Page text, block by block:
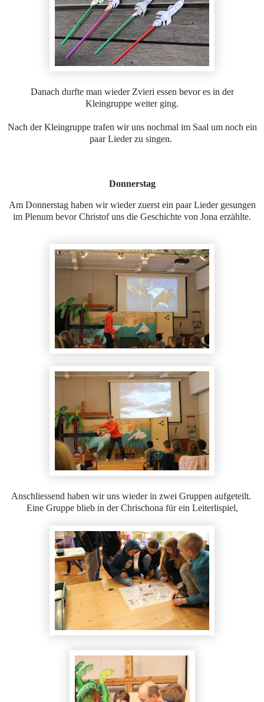
Danach durfte man wieder Zvieri essen bevor es in der
Kleingruppe weiter ging.
Nach der Kleingruppe trafen wir uns nochmal im Saal um noch ein
paar Lieder zu singen.
Donnerstag
Am Donnerstag haben wir wieder zuerst ein paar Lieder gesungen
im Plenum bevor Christof uns die Geschichte von Jona erzählte.
Anschliessend haben wir uns wieder in zwei Gruppen aufgeteilt.
Eine Gruppe blieb in der Chrischona für ein Leiterlispiel,